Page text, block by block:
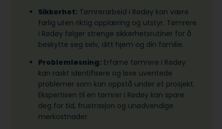
Sikkerhet: Tømrerarbeid i Rødøy kan være
farlig uten riktig opplæring og utstyr. Tømrere
i Rødøy følger strenge sikkerhetsrutiner for å
beskytte seg selv, ditt hjem og din familie.
Problemløsning: Erfarne tømrere i Rødøy
kan raskt identifisere og løse uventede
problemer som kan oppstå under et prosjekt.
Ekspertisen til en tømrer i Rødøy kan spare
deg for tid, frustrasjon og unødvendige
merkostnader.